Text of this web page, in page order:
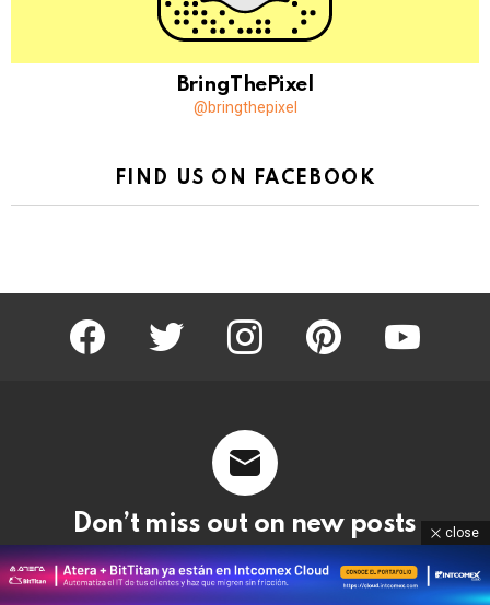
BringThePixel
@bringthepixel
FIND US ON FACEBOOK
facebook twitter instagram pinterest
Don’t miss out on new posts close